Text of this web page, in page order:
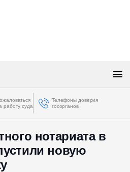
работу суда
Телефоны доверия
госорганов
нотариата в
новую